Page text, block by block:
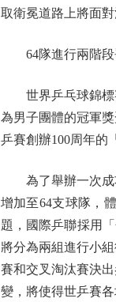
取衛冕道路上將面
64隊進行兩階段
世界乒乓球錦標賽
為男子團體的冠軍
乒賽創辦100周年的
為了舉辦一次成功
增加至64支球隊，
題，國際乒聯採用
將分為兩組進行小
賽和交叉淘汰賽決
變，將使得世乒賽